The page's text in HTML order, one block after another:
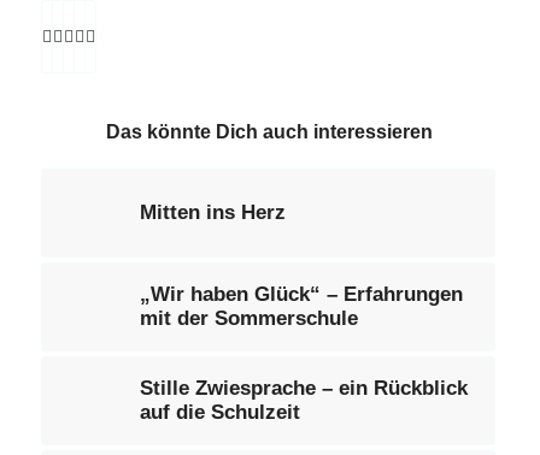
Das könnte Dich auch interessieren
Mitten ins Herz
„Wir haben Glück“ – Erfahrungen
mit der Sommerschule
Stille Zwiesprache – ein Rückblick
auf die Schulzeit